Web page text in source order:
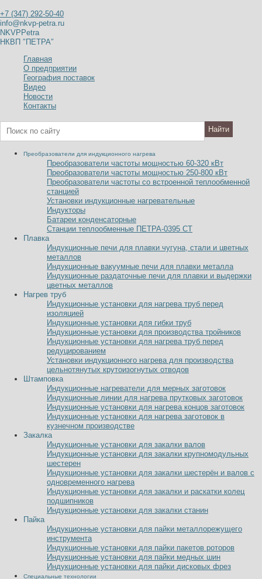
+7 (347) 292-50-40
info@nkvp-petra.ru
NKVPPetra
НКВП ″ПЕТРА″
Главная
О предприятии
География поставок
Видео
Новости
Контакты
Преобразователи для индукционного нагрева
Преобразователи частоты мощностью 60-320 кВт
Преобразователи частоты мощностью 250-800 кВт
Преобразователи частоты со встроенной теплообменной
станцией
Установки индукционные нагревательные
Индукторы
Батареи конденсаторные
Станции теплообменные ПЕТРА-0395 СТ
Плавка
Индукционные печи для плавки чугуна, стали и цветных
металлов
Индукционные вакуумные печи для плавки металла
Индукционные раздаточные печи для плавки и выдержки
цветных металлов
Нагрев труб
Индукционные установки для нагрева труб перед
изоляцией
Индукционные установки для гибки труб
Индукционные установки для производства тройников
Индукционные установки для нагрева труб перед
редуцированием
Установки индукционного нагрева для производства
цельнотянутых крутоизогнутых отводов
Штамповка
Индукционные нагреватели для мерных заготовок
Индукционные линии для нагрева прутковых заготовок
Индукционные установки для нагрева концов заготовок
Индукционные установки для нагрева заготовок в
кузнечном производстве
Закалка
Индукционные установки для закалки валов
Индукционные установки для закалки крупномодульных
шестерен
Индукционные установки для закалки шестерён и валов с
одновременного нагрева
Индукционные установки для закалки и раскатки колец
подшипников
Индукционные установки для закалки станин
Пайка
Индукционные установки для пайки металлорежущего
инструмента
Индукционные установки для пайки пакетов роторов
Индукционные установки для пайки медных шин
Индукционные установки для пайки дисковых фрез
Специальные технологии